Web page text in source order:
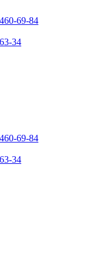
69-84
34
69-84
34